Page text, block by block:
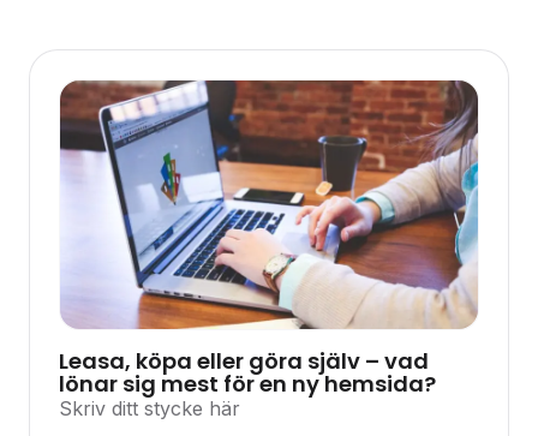
Leasa, köpa eller göra själv – vad
lönar sig mest för en ny hemsida?
Skriv ditt stycke här